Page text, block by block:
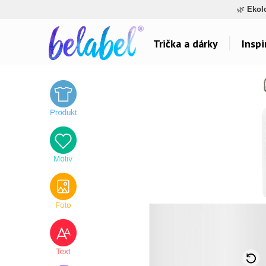
🌿
Trička a dárky
Dárky pro..
Dárky pro maminku
Dárky pro ségru
Dárky pro tátu
Dárky pro bráchu
Dárky pro partnera
Dárky pro partnerku
Inspirace na